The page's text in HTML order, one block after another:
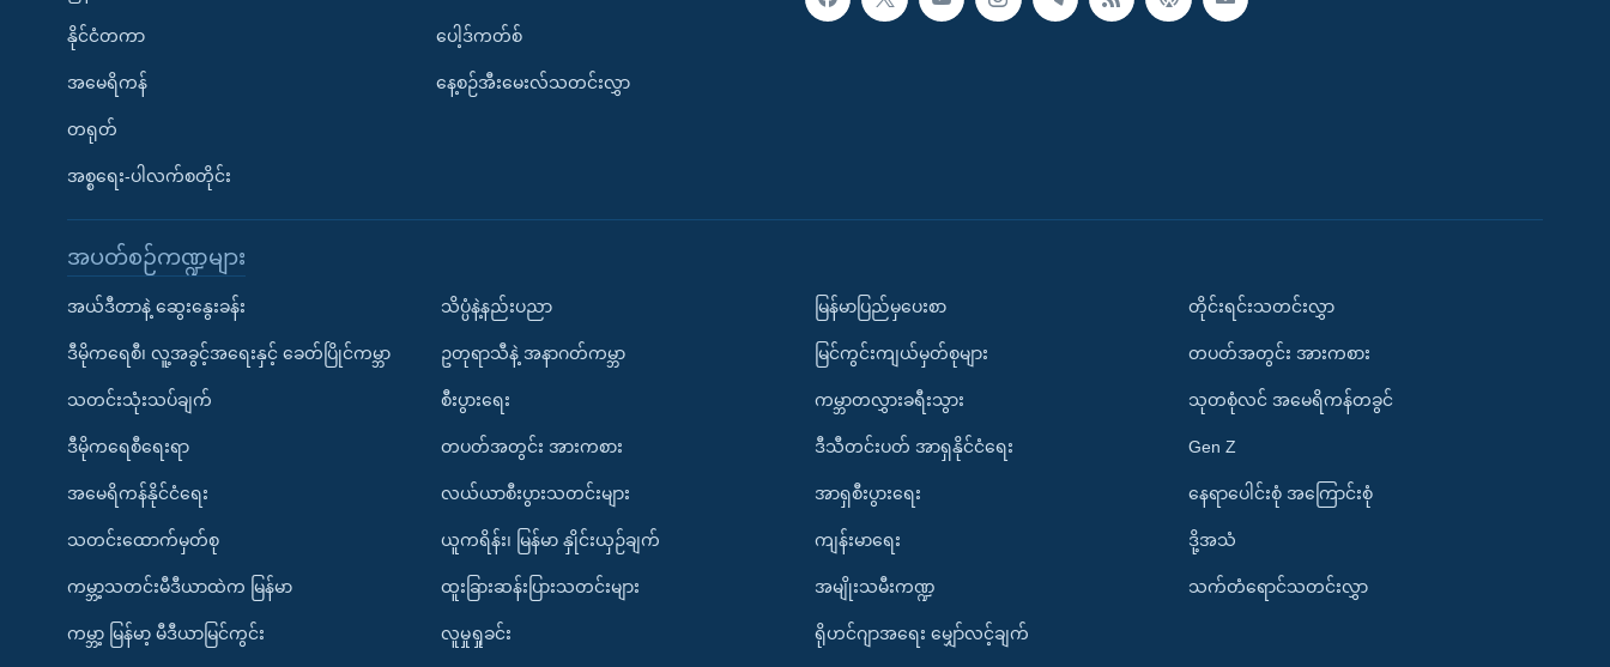
နိုင်ငံတကာ
အမေရိကန်
တရုတ်
အစ္စရေး-ပါလက်စတိုင်း
ပေါ့ဒ်ကတ်စ်
နေ့စဉ်အီးမေးလ်သတင်းလွှာ
အပတ်စဉ်ကဏ္ဍများ
အယ်ဒီတာနဲ့ ဆွေးနွေးခန်း
ဒီမိုကရေစီ၊ လူ့အခွင့်အရေးနှင့် ခေတ်ပြိုင်ကမ္ဘာ
သတင်းသုံးသပ်ချက်
ဒီမိုကရေစီရေးရာ
အမေရိကန်နိုင်ငံရေး
သတင်းထောက်မှတ်စု
ကမ္ဘာ့သတင်းမီဒီယာထဲက မြန်မာ
ကမ္ဘာ့ မြန်မာ့ မီဒီယာမြင်ကွင်း
သိပ္ပံနဲ့နည်းပညာ
ဥတုရာသီနဲ့ အနာဂတ်ကမ္ဘာ
စီးပွားရေး
တပတ်အတွင်း အားကစား
လယ်ယာစီးပွားသတင်းများ
ယူကရိန်း၊ မြန်မာ နှိုင်းယှဉ်ချက်
ထူးခြားဆန်းပြားသတင်းများ
လူမှုရှုခင်း
မြန်မာပြည်မှပေးစာ
မြင်ကွင်းကျယ်မှတ်စုများ
ကမ္ဘာတလွှားခရီးသွား
ဒီသီတင်းပတ် အာရှနိုင်ငံရေး
အာရှစီးပွားရေး
ကျန်းမာရေး
အမျိုးသမီးကဏ္ဍ
ရိုဟင်ဂျာအရေး မျှော်လင့်ချက်
တိုင်းရင်းသတင်းလွှာ
တပတ်အတွင်း အားကစား
သုတစုံလင် အမေရိကန်တခွင်
Gen Z
နေရာပေါင်းစုံ အကြောင်းစုံ
ဒို့အသံ
သက်တံရောင်သတင်းလွှာ